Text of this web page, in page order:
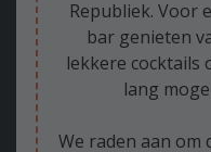
Republiek. Voor
bar genieten
lekkere cocktails
lang
We raden aan om